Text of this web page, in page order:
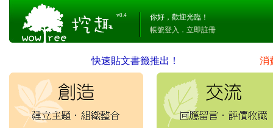
v0.4
你好，歡迎光臨！
帳號登入 ． 立即註冊
快速貼文書籤推出！ 消